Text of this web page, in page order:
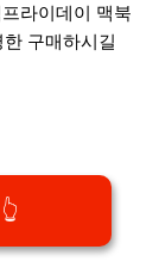
라이데이 맥북
구매하시길